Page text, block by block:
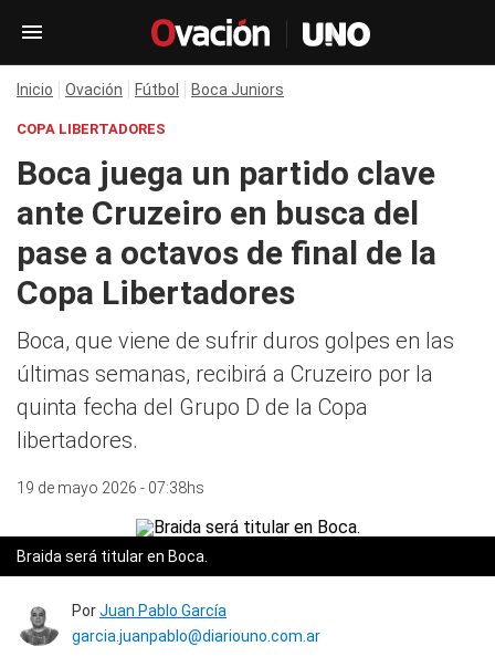
Inicio Ovación Fútbol Boca Juniors
COPA LIBERTADORES
Boca juega un partido clave
ante Cruzeiro en busca del
pase a octavos de final de la
Copa Libertadores
Boca, que viene de sufrir duros golpes en las
últimas semanas, recibirá a Cruzeiro por la
quinta fecha del Grupo D de la Copa
libertadores.
19 de mayo 2026 - 07:38hs
Braida será titular en Boca.
PorJuan Pablo García
garcia.juanpablo@diariouno.com.ar